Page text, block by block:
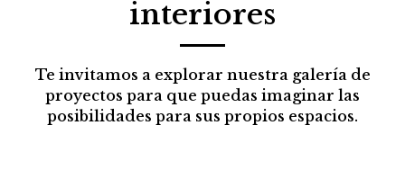
interiores
Te invitamos a explorar nuestra galería de
proyectos para que puedas imaginar las
posibilidades para sus propios espacios.